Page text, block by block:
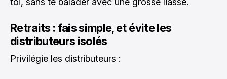
Retraits : fais simple, et évite les
distributeurs isolés
Privilégie les distributeurs :